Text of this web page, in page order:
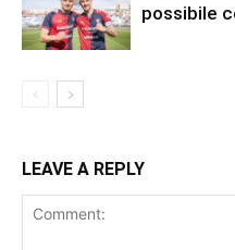
possibile
LEAVE A REPLY